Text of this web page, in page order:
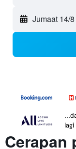
Jumaat 14/8
lagi
Cerapan